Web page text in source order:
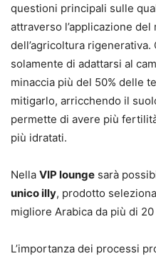
questioni principali sulle
attraverso l’applicazione
dell’agricoltura
solamente di adattarsi al
minaccia più del 50% delle
mitigarlo, arricchendo il
permette di avere più
più idratati.
Nella VIP lounge sarà
unico illy, prodotto
migliore Arabica da più di
L’importanza dei processi